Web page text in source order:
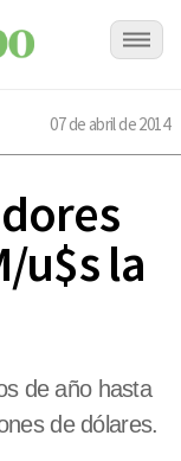
07 de abril de 2014
u$s la
de año hasta
de dólares.